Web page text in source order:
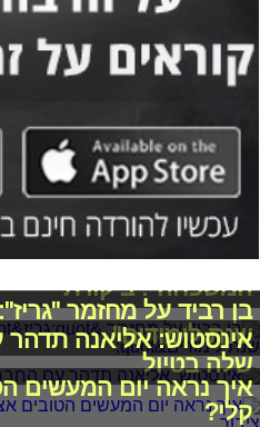
"גריז 2015 היא
המשפחה". ביקורת
בן רביד על מחזמר
שנת לימודים"
אינסטוש: אליאנה
שלה בטיול
איך נראה יום המעשים
קלי?